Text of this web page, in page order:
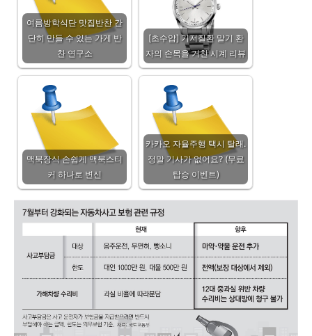
여름방학식단 맛집반찬 간
단히 만들 수 있는 가게 반
찬 연구소
[초수압] 기저질환 말기 환
자의 손목을 거친 시계 리뷰
맥북장식 손쉽게 맥북스티
커 하나로 변신
카카오 자율주행 택시 탈래.
정말 기사가 없어요? (무료
탑승 이벤트)